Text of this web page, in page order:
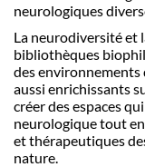
neurologiques
La neurodiversité et
bibliothèques
des environnements
aussi enrichissants
créer des espaces
neurologique tout
et thérapeutiques
nature.